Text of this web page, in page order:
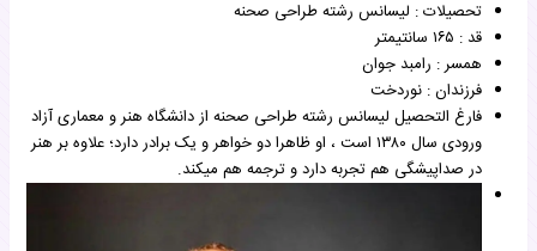
تحصیلات : لیسانس رشته طراحی صحنه
قد : ۱۶۵ سانتیمتر
همسر : رامبد جوان
فرزندان : نوردخت
فارغ التحصیل لیسانس رشته طراحی صحنه از دانشگاه هنر و معماری آزاد
ورودی سال ۱۳۸۰ است ، او ظاهرا دو خواهر و یک برادر دارد؛ علاوه بر هنر
در صداپیشگی هم تجربه دارد و ترجمه هم میکند.